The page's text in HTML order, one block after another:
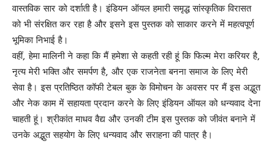
वास्तविक सार को दर्शाती है। इंडियन ऑयल हमारी समृद्ध सांस्कृतिक विरासत
को भी संरक्षित कर रहा है और इसने इस पुस्तक को साकार करने में महत्वपूर्ण
भूमिका निभाई है।
वहीं, हेमा मालिनी ने कहा कि मैं हमेशा से कहती रही हूं कि फिल्म मेरा करियर है,
नृत्य मेरी भक्ति और समर्पण है, और एक राजनेता बनना समाज के लिए मेरी
सेवा है। इस प्रतिष्ठित कॉफी टेबल बुक के विमोचन के अवसर पर मैं इस अद्भुत
और नेक काम में सहायता प्रदान करने के लिए इंडियन ऑयल को धन्यवाद देना
चाहती हूं। श्रीकांत माधव वैद्य और उनकी टीम इस पुस्तक को जीवंत बनाने में
उनके अद्भुत सहयोग के लिए धन्यवाद और सराहना की पात्र है।